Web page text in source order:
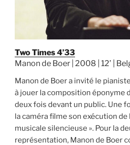
Two Times 4’33
Manon de Boer | 2008 | 12’ |
Manon de Boer a invité le
à jouer la composition éponyme
deux fois devant un public. Une
la caméra filme son exécution de
musicale silencieuse ». Pour la
représentation, Manon de Boer